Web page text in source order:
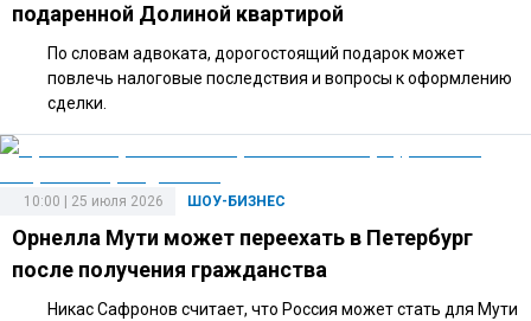
подаренной Долиной квартирой
По словам адвоката, дорогостоящий подарок может
повлечь налоговые последствия и вопросы к оформлению
сделки.
ШОУ-БИЗНЕС
10:00 | 25 июля 2026
Орнелла Мути может переехать в Петербург
после получения гражданства
Никас Сафронов считает, что Россия может стать для Мути